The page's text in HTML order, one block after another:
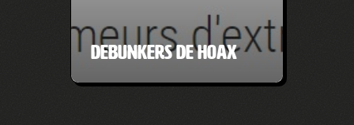
Debunkers de hoax